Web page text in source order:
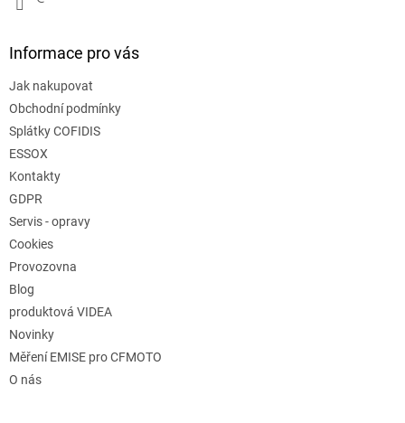
Informace pro vás
Jak nakupovat
Obchodní podmínky
Splátky COFIDIS
ESSOX
Kontakty
GDPR
Servis - opravy
Cookies
Provozovna
Blog
produktová VIDEA
Novinky
Měření EMISE pro CFMOTO
O nás